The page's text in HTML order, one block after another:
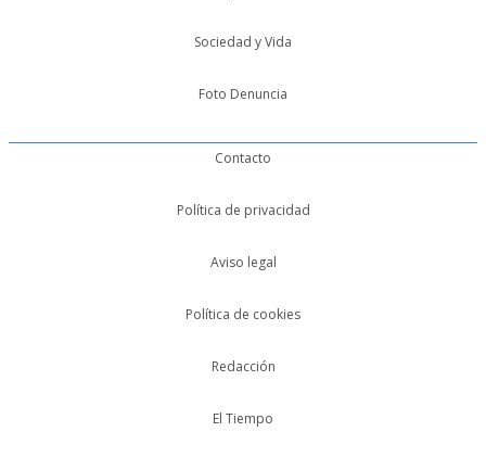
Sociedad y Vida
Foto Denuncia
Contacto
Política de privacidad
Aviso legal
Política de cookies
Redacción
El Tiempo